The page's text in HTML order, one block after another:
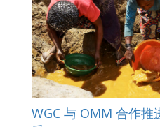
WGC 与 OMM 合作推